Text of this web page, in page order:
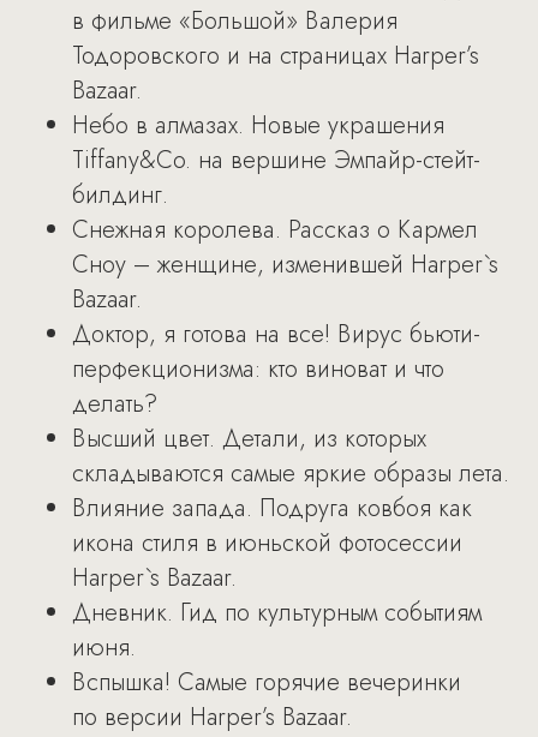
в фильме «Большой» Валерия
Тодоровского и на страницах Harper’s
Bazaar.
Небо в алмазах. Новые украшения
Tiffany&Co. на вершине Эмпайр-стейт-
билдинг.
Снежная королева. Рассказ о Кармел
Сноу – женщине, изменившей Harper`s
Bazaar.
Доктор, я готова на все! Вирус бьюти-
перфекционизма: кто виноват и что
делать?
Высший цвет. Детали, из которых
складываются самые яркие образы лета.
Влияние запада. Подруга ковбоя как
икона стиля в июньской фотосессии
Harper`s Bazaar.
Дневник. Гид по культурным событиям
июня.
Вспышка! Самые горячие вечеринки
по версии Harper’s Bazaar.